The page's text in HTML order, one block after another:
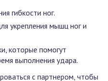
гибкости ног.
укрепления мышц ног и
которые помогут
выполнения удара.
с партнером, чтобы